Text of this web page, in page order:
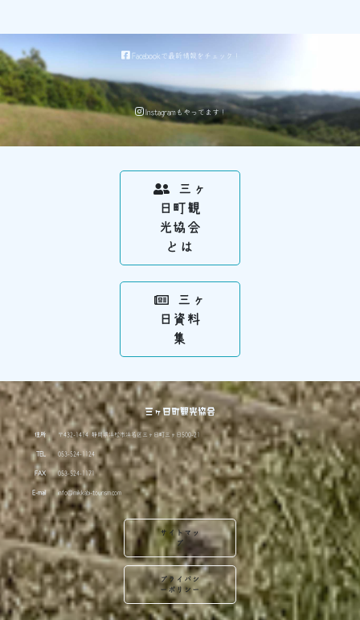
Facebookで最新情報をチェック！
Instagramもやってます！
三ヶ
日町観
光協会
とは
三ヶ
日資料
集
三ヶ日町観光協会
住所 〒432-1414 静岡県浜松市浜名区三ヶ日町三ヶ日500-21
TEL 053-524-1124
FAX 053-524-1171
E-mail info@mikkabi-tourism.com
サイトマッ
プ
プライバシ
ーポリシー